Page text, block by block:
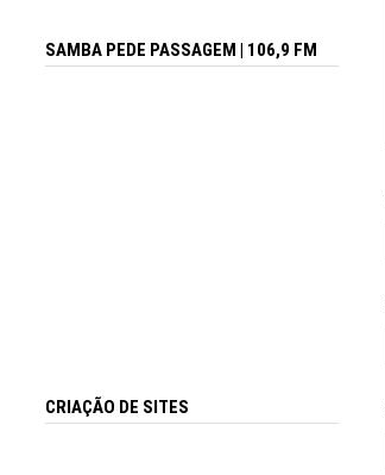
SAMBA PEDE PASSAGEM | 106,9 FM
CRIAÇÃO DE SITES